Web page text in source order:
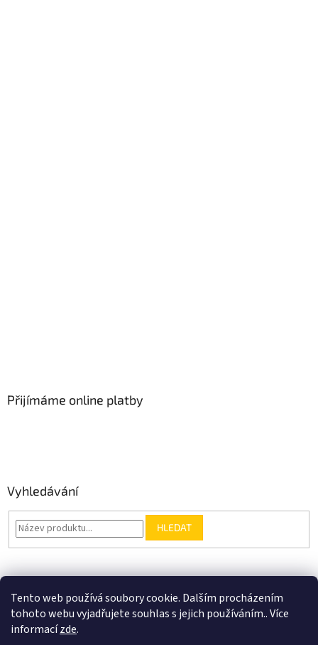
Tento web používá soubory cookie. Dalším procházením
tohoto webu vyjadřujete souhlas s jejich používáním.. Více
informacízde.
Přijímáme online platby
Vyhledávání
HLEDAT
0KS /0 KČ